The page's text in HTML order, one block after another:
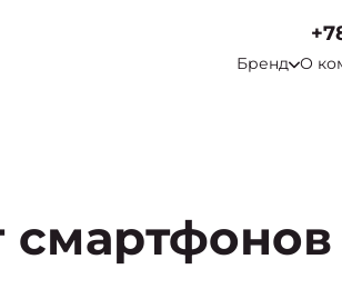
Бренд О